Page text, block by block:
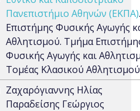
Πανεπιστήμιο Αθηνών (ΕΚΠΑ)
Επιστήμης Φυσικής Αγωγής
Αθλητισμού. Τμήμα
Φυσικής Αγωγής και
Τομέας Κλασικού Αθλητισμού
Ζαχαρόγιαννης Ηλίας
Παραδείσης Γεώργιος